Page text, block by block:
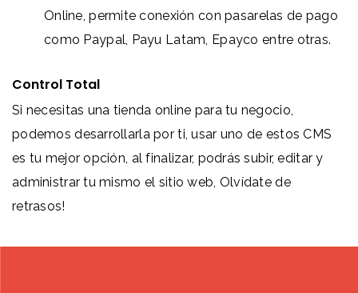
Online, permite conexión con pasarelas de pago
como Paypal, Payu Latam, Epayco entre otras.
Control Total
Si necesitas una tienda online para tu negocio,
podemos desarrollarla por ti, usar uno de estos CMS
es tu mejor opción, al finalizar, podrás subir, editar y
administrar tu mismo el sitio web, Olvídate de
retrasos!